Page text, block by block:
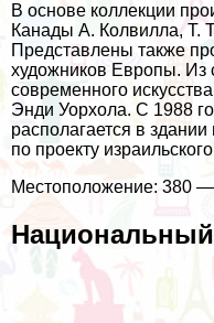
В основе коллекции
Канады А. Колвилла, Т.
Представлены также
художников Европы. Из
современного
Энди Уорхола. С 1988
располагается в
по проекту
Местоположение: 380 —
Национальный